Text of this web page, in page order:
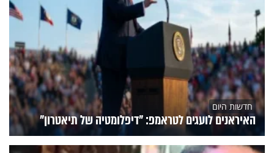
חדשות היום
האיראנים לועגים לטראמפ: "דיפלומטיה של תיאטרון"